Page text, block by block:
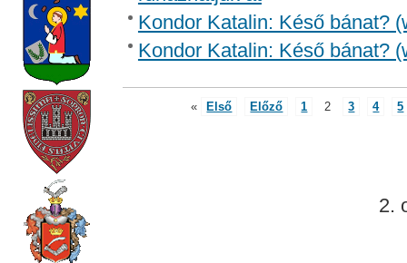
Kondor Katalin: Késő bánat?
Kondor Katalin: Késő bánat?
« Első Előző 1 2 3 4 5
2.